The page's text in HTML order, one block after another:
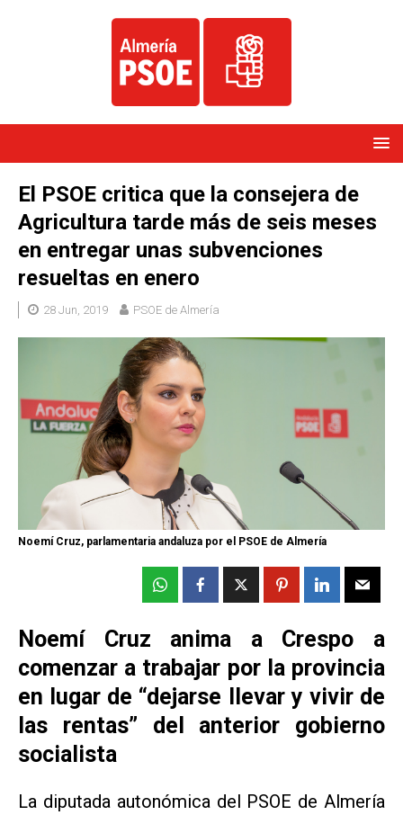
El PSOE critica que la consejera de
Agricultura tarde más de seis meses
en entregar unas subvenciones
resueltas en enero
28 Jun, 2019 PSOE de Almería
Noemí Cruz, parlamentaria andaluza por el PSOE de Almería
Noemí Cruz anima a Crespo a
comenzar a trabajar por la provincia
en lugar de “dejarse llevar y vivir de
las rentas” del anterior gobierno
socialista
La diputada autonómica del PSOE de Almería